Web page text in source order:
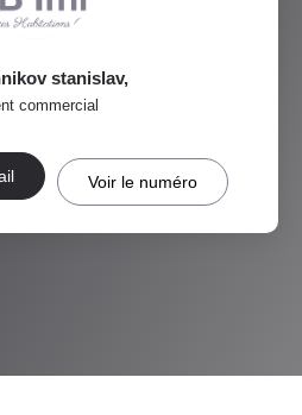
stanislav,
commercial
Voir le numéro